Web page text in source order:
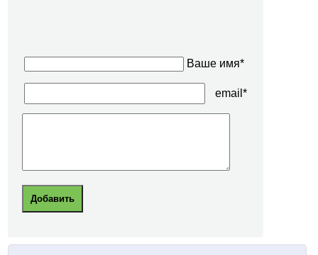
Ваше имя*
email*